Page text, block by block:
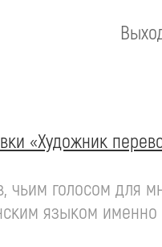
«Художник
голосом для
языком именно